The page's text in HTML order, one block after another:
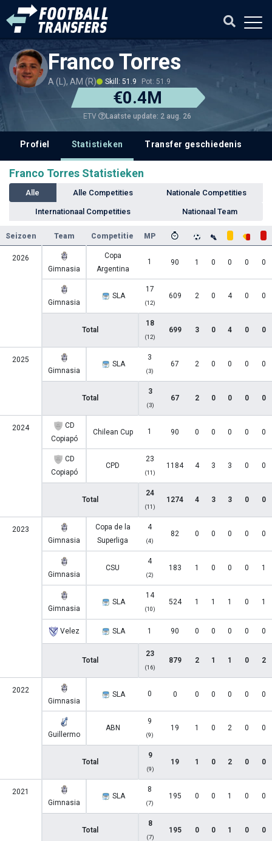
Franco Torres
A (L), AM (R) Skill: 51.9 Pot: 51.9
€0.4M
ETV Laatste update: 2 aug. 26
Profiel Statistieken Transfer geschiedenis
Franco Torres Statistieken
Alle Alle Competities Nationale Competities
Internationaal Competities Nationaal Team
Seizoen Team Competitie MP
2026
Gimnasia
Copa
Argentina
1 90 1 0 0 0 0
Gimnasia
SLA
17
(12)
609 2 0 4 0 0
Total
18
(12)
699 3 0 4 0 0
2025
Gimnasia
SLA
3
(3)
67 2 0 0 0 0
Total
3
(3)
67 2 0 0 0 0
2024
CD
Copiapó
Chilean Cup 1 90 0 0 0 0 0
CD
Copiapó
CPD
23
(11)
1184 4 3 3 0 0
Total
24
(11)
1274 4 3 3 0 0
2023
Gimnasia
Copa de la
Superliga
4
(4)
82 0 0 0 0 0
Gimnasia
CSU
4
(2)
183 1 0 0 0 1
Gimnasia
SLA
14
(10)
524 1 1 1 0 1
Velez SLA 1 90 0 0 0 0 0
Total
23
(16)
879 2 1 1 0 2
2022
Gimnasia
SLA 0 0 0 0 0 0 0
Guillermo
ABN
9
(9)
19 1 0 2 0 0
Total
9
(9)
19 1 0 2 0 0
2021
Gimnasia
SLA
8
(7)
195 0 0 1 0 0
Total
8
(7)
195 0 0 1 0 0